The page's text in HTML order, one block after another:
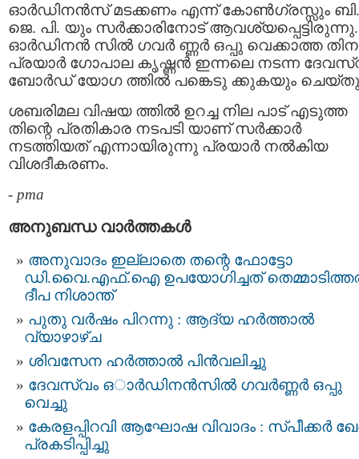
ഓര്‍ഡിനന്‍സ് മടക്കണം എന്ന് കോണ്‍ഗ്രസ്സും ബി.
ജെ. പി. യും സര്‍ക്കാരിനോട് ആവശ്യപ്പെട്ടിരുന്നു.
ഓര്‍ഡിനന്‍ സില്‍ ഗവര്‍ ണ്ണര്‍ ഒപ്പു വെക്കാത്ത
പ്രയാര്‍ ഗോപാല കൃഷ്ണന്‍ ഇന്നലെ നടന്ന
ബോര്‍ഡ് യോഗ ത്തില്‍ പങ്കെടു ക്കുകയും
ശബരിമല വിഷയ ത്തില്‍ ഉറച്ച നില പാട് എടുത്ത
തിന്റെ പ്രതികാര നടപടി യാണ് സര്‍ക്കാര്‍
നടത്തിയത് എന്നായിരുന്നു പ്രയാര്‍ നൽകിയ
വിശദീകരണം.
- pma
അനുബന്ധ വാര്‍ത്തകള്‍
അനുവാദം ഇല്ലാതെ തന്റെ ഫോട്ടോ
ഡി.വൈ.എഫ്.ഐ ഉപയോഗിച്ചത്
ദീപ നിശാന്ത്
പുതു വര്‍ഷം പിറന്നു : ആദ്യ ഹര്‍ത്താല്‍
വ്യാഴാഴ്ച
ശിവസേന ഹർത്താൽ പിൻവലിച്ചു
ദേവസ്വം ഒാർഡിനൻസിൽ ഗവർണ്ണര്‍ ഒപ്പു
വെച്ചു
കേരളപ്പിറവി ആഘോഷ വിവാദം : സ്​പീക്കർ
പ്രകടിപ്പിച്ചു